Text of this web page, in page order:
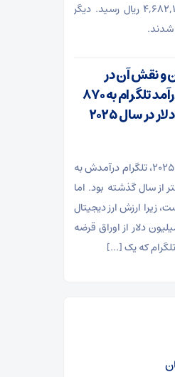
داخلی با افزایش ۰.۶ درصدی به ۴,۶۸۲,۱۹۱,۳۰۰ ریال رسید. دیگر
شدند.
و نقش آن در
جهش درآمد تلگرام به ۸۷۰
در سال ۲۰۲۵
به گزارش اقتصادآنلاین، در نیمه اول سال ۲۰۲۵، تلگرام درآمدش به
که ۶۵ درصد بیشتر از سال گذشته بود. اما
زیرا ارزش ارز دیجیتال
‌کوین کاهش یافته و همچنین ۵۰۰ میلیون دلار از اوراق قرضه
که یک […]